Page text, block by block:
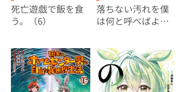
死亡遊戯で飯を食
う。（6）
落ちない汚れを僕
は何と呼べばよか